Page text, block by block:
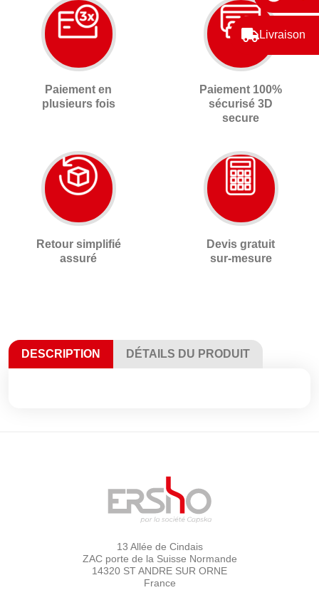
Livraison
Paiement en
plusieurs fois
Paiement 100%
sécurisé 3D
secure
Retour simplifié
assuré
Devis gratuit
sur-mesure
DESCRIPTION DÉTAILS DU PRODUIT
13 Allée de Cindais
ZAC porte de la Suisse Normande
14320 ST ANDRE SUR ORNE
France